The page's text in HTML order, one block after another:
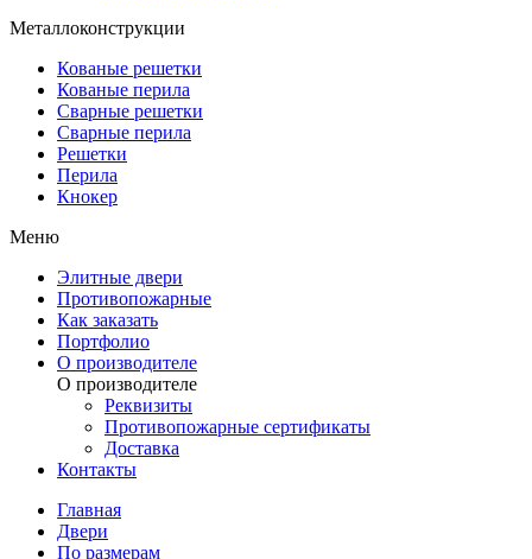
Металлоконструкции
Кованые решетки
Кованые перила
Сварные решетки
Сварные перила
Решетки
Перила
Кнокер
Меню
Элитные двери
Противопожарные
Как заказать
Портфолио
О производителе
О производителе
Реквизиты
Противопожарные сертификаты
Доставка
Контакты
Главная
Двери
По размерам